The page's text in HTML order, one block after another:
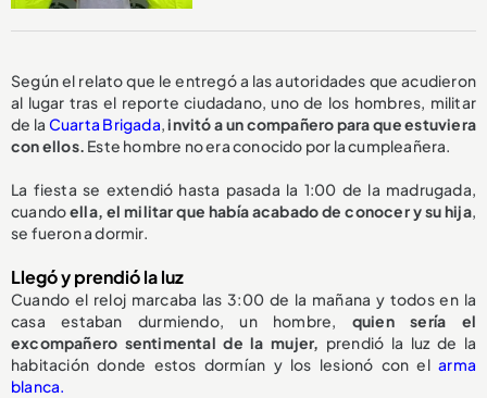
Según el relato que le entregó a las autoridades que acudieron
al lugar tras el reporte ciudadano, uno de los hombres, militar
de la Cuarta Brigada,invitó a un compañero para que estuviera
con ellos. Este hombre no era conocido por la cumpleañera.
La fiesta se extendió hasta pasada la 1:00 de la madrugada,
cuandoella, el militar que había acabado de conocer y su hija,
se fueron a dormir.
Llegó y prendió la luz
Cuando el reloj marcaba las 3:00 de la mañana y todos en la
casa estaban durmiendo, un hombre, quien sería el
excompañero sentimental de la mujer, prendió la luz de la
habitación donde estos dormían y los lesionó con elarma
blanca.